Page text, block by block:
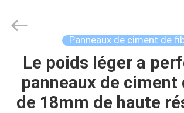
MAISON
PRODUITS
FASEC
Buildings
Panneaux de ciment de
Le poids léger a
panneaux de ciment
de 18mm de haute